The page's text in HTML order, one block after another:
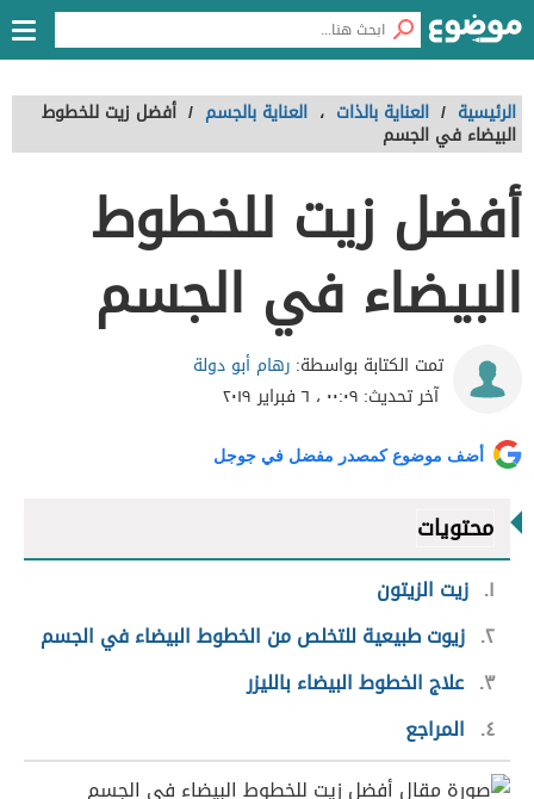
الرئيسية / العناية بالذات ، العناية بالجسم / أفضل زيت للخطوط
البيضاء في الجسم
أفضل زيت للخطوط
البيضاء في الجسم
تمت الكتابة بواسطة: رهام أبو دولة
آخر تحديث: ٠٠:٠٩ ، ٦ فبراير ٢٠١٩
أضف موضوع كمصدر مفضل في جوجل
محتويات
١ زيت الزيتون
٢ زيوت طبيعية للتخلص من الخطوط البيضاء في الجسم
٣ علاج الخطوط البيضاء بالليزر
٤
المراجع